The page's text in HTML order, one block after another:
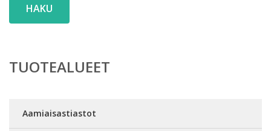
HAKU
TUOTEALUEET
Aamiaisastiastot